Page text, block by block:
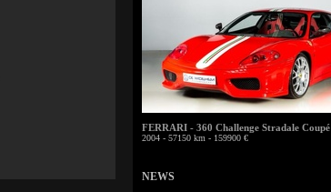
FERRARI - 360 Challenge Stradale Coupé
2004 - 57150 km - 159900 €
NEWS